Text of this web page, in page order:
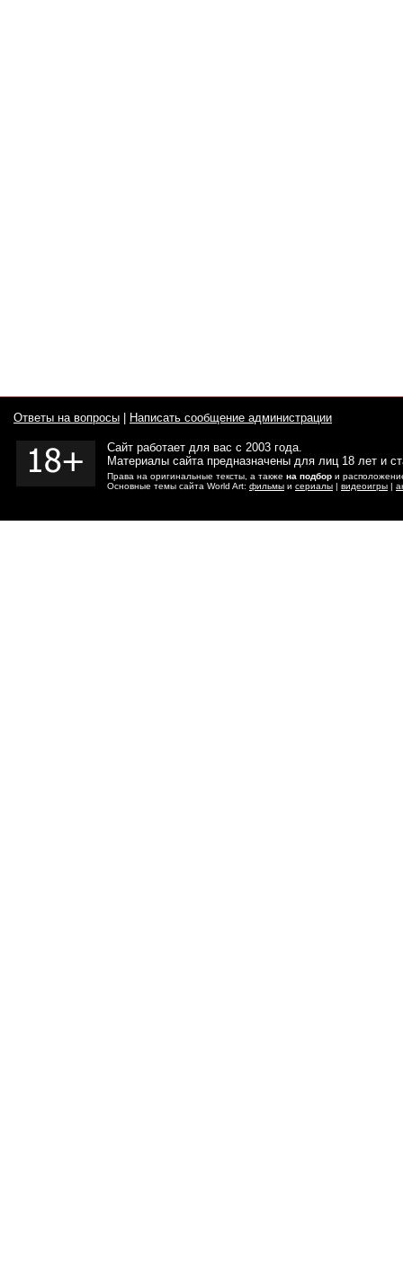
Ответы на вопросы Написать сообщение администрации
Сайт работает для вас с 2003 года.
Материалы сайта предназначены для лиц 18 лет и
Права на оригинальные тексты, а также на подбор и
Основные темы сайта World Art: фильмы и сериалы | видеоигры |